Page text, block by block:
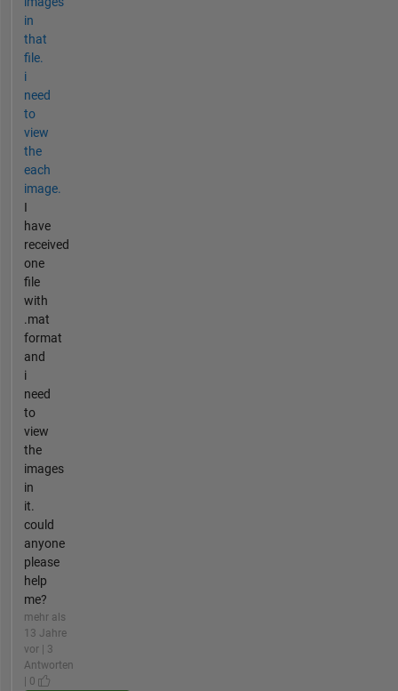
in
that
file.
i
need
to
view
the
each
image.
I
have
received
one
file
with
.mat
format
and
i
need
to
view
the
images
in
it.
could
anyone
please
help
me?
mehr als
13 Jahre
vor | 3
Antworten
| 0